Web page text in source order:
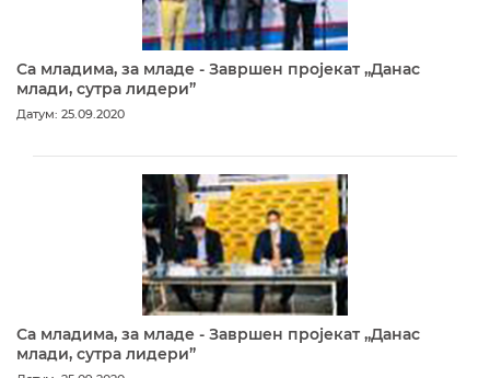
Са младима, за младе - Завршен пројекат „Данас
млади, сутра лидери”
Датум: 25.09.2020
Са младима, за младе - Завршен пројекат „Данас
млади, сутра лидери”